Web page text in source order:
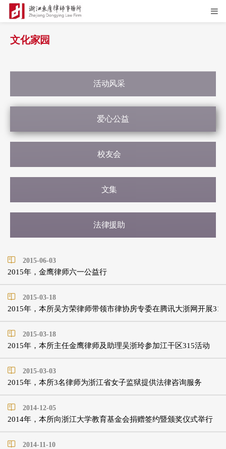
文化家园
活动风采
爱心公益
校友会
文集
法律援助
2015-06-03
2015年，金鹰律师六一公益行
2015-03-18
2015年，本所吴方荣律师带领市律协房专委在腾讯大浙网开展
2015-03-18
2015年，本所主任金鹰律师及助理吴浙玲参加江干区315活动
2015-03-03
2015年，本所3名律师为浙江省女子监狱提供法律咨询服务
2014-12-05
2014年，本所向浙江大学教育基金会捐赠签约暨颁奖仪式举行
2014-11-10